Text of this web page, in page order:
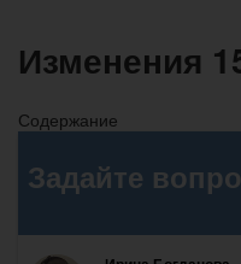
Изменения
Содержание